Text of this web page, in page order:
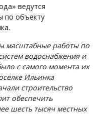
ведутся
по объекту
масштабные работы по
водоснабжения и
с самого момента их
Ильинка
строительство
обеспечить
шесть тысяч местных